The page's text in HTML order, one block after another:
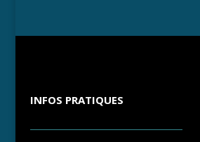
INFOS PRATIQUES